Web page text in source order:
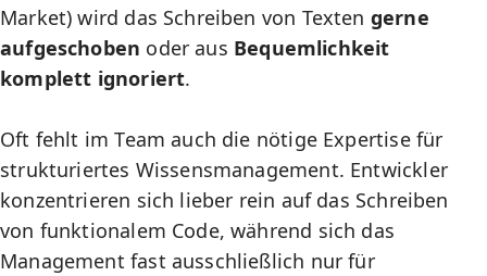
Market) wird das Schreiben von Texten gerne
aufgeschoben oder aus Bequemlichkeit
komplett ignoriert.
Oft fehlt im Team auch die nötige Expertise für
strukturiertes Wissensmanagement. Entwickler
konzentrieren sich lieber rein auf das Schreiben
von funktionalem Code, während sich das
Management fast ausschließlich nur für